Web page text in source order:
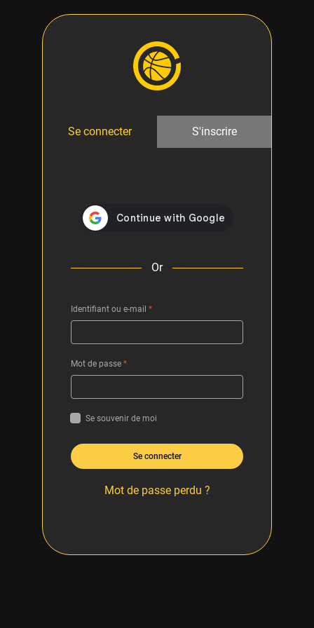
Se connecter S'inscrire
Or
Identifiant ou e-mail *
Mot de passe *
Se souvenir de moi
Se connecter
Mot de passe perdu ?